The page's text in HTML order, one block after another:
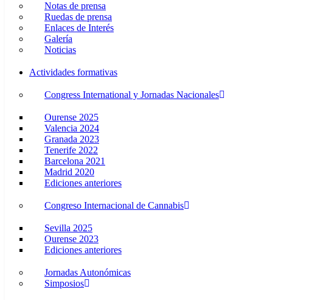
Notas de prensa
Ruedas de prensa
Enlaces de Interés
Galería
Noticias
Actividades formativas
Congress International y Jornadas Nacionales
Ourense 2025
Valencia 2024
Granada 2023
Tenerife 2022
Barcelona 2021
Madrid 2020
Ediciones anteriores
Congreso Internacional de Cannabis
Sevilla 2025
Ourense 2023
Ediciones anteriores
Jornadas Autonómicas
Simposios